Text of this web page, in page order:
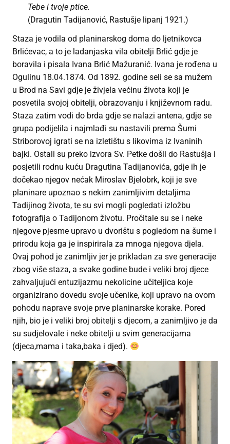
Tebe i tvoje ptice.
(Dragutin Tadijanović, Rastušje lipanj 1921.)
Staza je vodila od planinarskog doma do ljetnikovca
Brlićevac, a to je ladanjaska vila obitelji Brlić gdje je
boravila i pisala Ivana Brlić Mažuranić. Ivana je rođena u
Ogulinu 18.04.1874. Od 1892. godine seli se sa mužem
u Brod na Savi gdje je živjela većinu života koji je
posvetila svojoj obitelji, obrazovanju i književnom radu.
Staza zatim vodi do brda gdje se nalazi antena, gdje se
grupa podijelila i najmlađi su nastavili prema Šumi
Striborovoj igrati se na izletištu s likovima iz Ivaninih
bajki. Ostali su preko izvora Sv. Petke došli do Rastušja i
posjetili rodnu kuću Dragutina Tadijanovića, gdje ih je
dočekao njegov nećak Miroslav Bjelobrk, koji je sve
planinare upoznao s nekim zanimljivim detaljima
Tadijinog života, te su svi mogli pogledati izložbu
fotografija o Tadijonom životu. Pročitale su se i neke
njegove pjesme upravo u dvorištu s pogledom na šume i
prirodu koja ga je inspirirala za mnoga njegova djela.
Ovaj pohod je zanimljiv jer je prikladan za sve generacije
zbog više staza, a svake godine bude i veliki broj djece
zahvaljujući entuzijazmu nekolicine učiteljica koje
organizirano dovedu svoje učenike, koji upravo na ovom
pohodu naprave svoje prve planinarske korake. Pored
njih, bio je i veliki broj obitelji s djecom, a zanimljivo je da
su sudjelovale i neke obitelji u svim generacijama
(djeca,mama i taka,baka i djed).